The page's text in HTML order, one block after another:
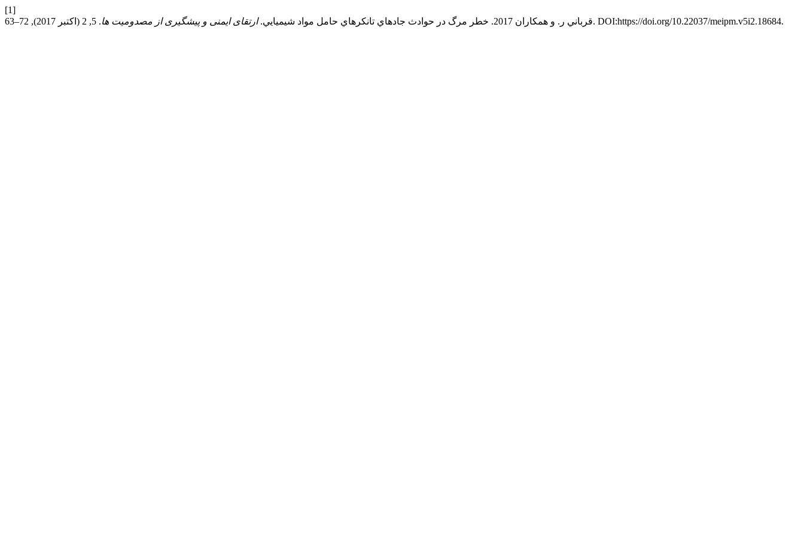
[1]
قرباني ر. و همکاران 2017. خطر مرگ در حوادث جادهاي تانکرهاي حامل مواد شيميايي.
ارتقای ایمنی و پیشگیری از مصدومیت ها . 5, 2 (اکتبر 2017), 72–63. DOI:https://doi.org/10.22037/meipm.v5i2.18684.